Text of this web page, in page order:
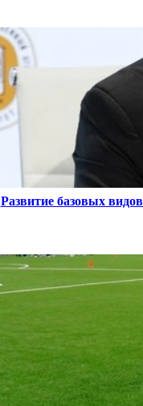
Развитие базовых